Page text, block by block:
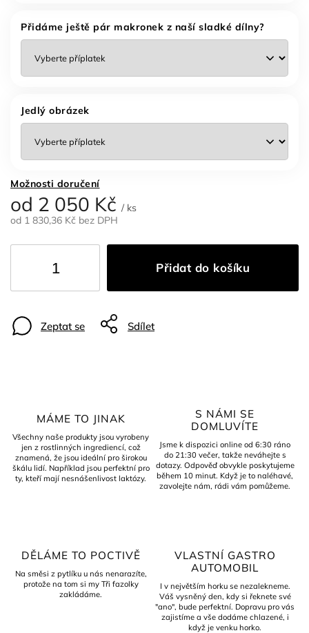
od 2 050 Kč / ks
od 1 830,36 Kč bez DPH
Přidáme ještě pár makronek z naší sladké dílny?
Jedlý obrázek
Možnosti doručení
Přidat do košíku
Zeptat se Sdílet
MÁME TO JINAK
Všechny naše produkty jsou vyrobeny
jen z rostlinných ingrediencí, což
znamená, že jsou ideální pro širokou
škálu lidí. Například jsou perfektní pro
ty, kteří mají nesnášenlivost laktózy.
S NÁMI SE
DOMLUVÍTE
Jsme k dispozici online od 6:30 ráno
do 21:30 večer, takže neváhejte s
dotazy. Odpověď obvykle poskytujeme
během 10 minut. Když je to naléhavé,
zavolejte nám, rádi vám pomůžeme.
DĚLÁME TO POCTIVĚ
Na směsi z pytlíku u nás nenarazíte,
protože na tom si my Tři fazolky
zakládáme.
VLASTNÍ GASTRO
AUTOMOBIL
I v největším horku se nezalekneme.
Váš vysněný den, kdy si řeknete své
"ano", bude perfektní. Dopravu pro vás
zajistíme a vše dodáme chlazené, i
když je venku horko.